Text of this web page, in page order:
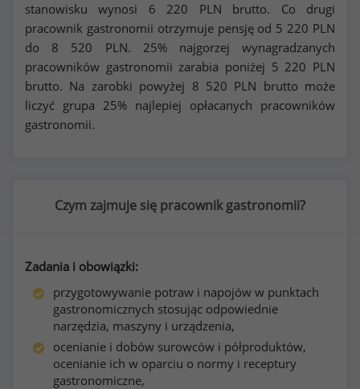
stanowisku wynosi 6 220 PLN brutto. Co drugi
pracownik gastronomii otrzymuje pensję od 5 220 PLN
do 8 520 PLN. 25% najgorzej wynagradzanych
pracowników gastronomii zarabia poniżej 5 220 PLN
brutto. Na zarobki powyżej 8 520 PLN brutto może
liczyć grupa 25% najlepiej opłacanych pracowników
gastronomii.
Czym zajmuje się pracownik gastronomii?
Zadania i obowiązki:
przygotowywanie potraw i napojów w punktach
gastronomicznych stosując odpowiednie
narzędzia, maszyny i urządzenia,
ocenianie i dobów surowców i półproduktów,
ocenianie ich w oparciu o normy i receptury
gastronomiczne,